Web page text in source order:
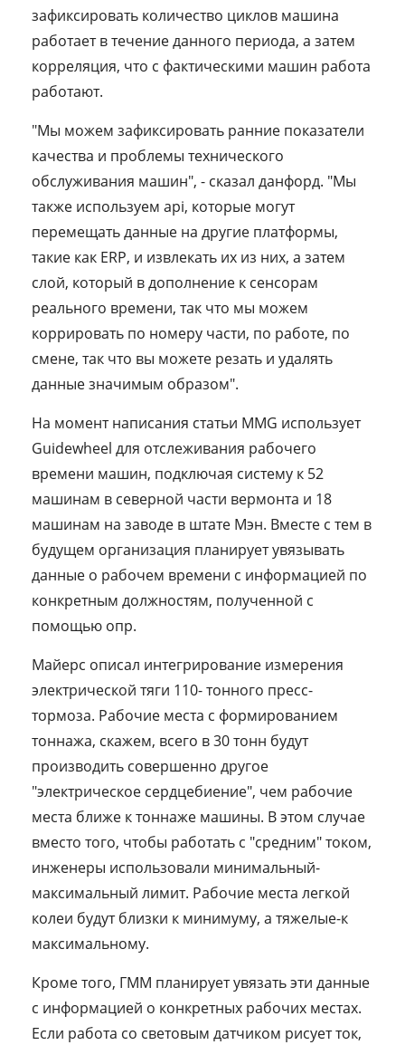
зафиксировать количество циклов машина
работает в течение данного периода, а затем
корреляция, что с фактическими машин работа
работают.
"Мы можем зафиксировать ранние показатели
качества и проблемы технического
обслуживания машин", - сказал данфорд. "Мы
также используем api, которые могут
перемещать данные на другие платформы,
такие как ERP, и извлекать их из них, а затем
слой, который в дополнение к сенсорам
реального времени, так что мы можем
коррировать по номеру части, по работе, по
смене, так что вы можете резать и удалять
данные значимым образом".
На момент написания статьи MMG использует
Guidewheel для отслеживания рабочего
времени машин, подключая систему к 52
машинам в северной части вермонта и 18
машинам на заводе в штате Мэн. Вместе с тем в
будущем организация планирует увязывать
данные о рабочем времени с информацией по
конкретным должностям, полученной с
помощью опр.
Майерс описал интегрирование измерения
электрической тяги 110- тонного пресс-
тормоза. Рабочие места с формированием
тоннажа, скажем, всего в 30 тонн будут
производить совершенно другое
"электрическое сердцебиение", чем рабочие
места ближе к тоннаже машины. В этом случае
вместо того, чтобы работать с "средним" током,
инженеры использовали минимальный-
максимальный лимит. Рабочие места легкой
колеи будут близки к минимуму, а тяжелые-к
максимальному.
Кроме того, ГММ планирует увязать эти данные
с информацией о конкретных рабочих местах.
Если работа со световым датчиком рисует ток,